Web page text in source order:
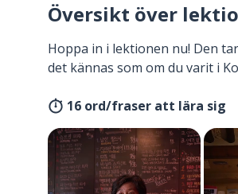
Översikt över
Hoppa in i lektionen nu! Den
det kännas som om du varit i
16 ord/fraser att lära sig